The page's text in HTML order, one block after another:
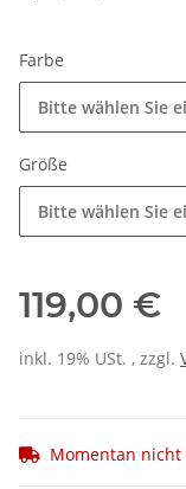
Farbe
Bitte wählen Sie
Größe
Bitte wählen Sie
119,00 €
inkl. 19% USt. , zzgl.
Momentan